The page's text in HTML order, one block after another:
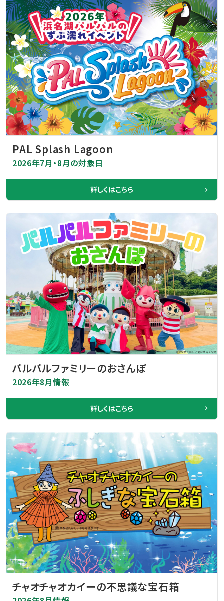
PAL Splash Lagoon
2026年7月・8月の対象日
詳しくはこちら
パルパルファミリーのおさんぽ
2026年8月情報
詳しくはこちら
チャオチャオカイーの不思議な宝石箱